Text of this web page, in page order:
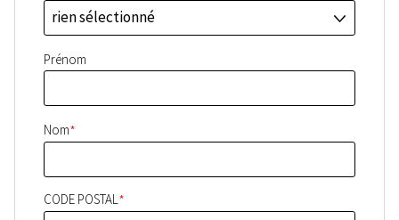
rien sélectionné
J
Prénom
Nom*
CODE POSTAL*